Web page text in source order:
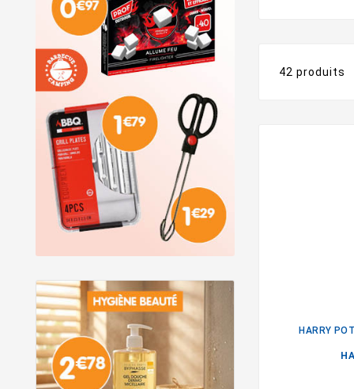
42 produits
HARRY